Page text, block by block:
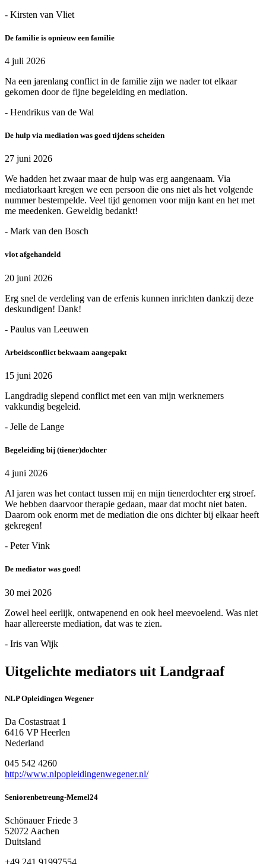
- Kirsten van Vliet
De familie is opnieuw een familie
4 juli 2026
Na een jarenlang conflict in de familie zijn we nader tot elkaar
gekomen door de fijne begeleiding en mediation.
- Hendrikus van de Wal
De hulp via mediation was goed tijdens scheiden
27 juni 2026
We hadden het zwaar maar de hulp was erg aangenaam. Via
mediatorkaart kregen we een persoon die ons niet als het volgende
nummer bestempelde. Veel tijd genomen voor mijn kant en het met
me meedenken. Geweldig bedankt!
- Mark van den Bosch
vlot afgehandeld
20 juni 2026
Erg snel de verdeling van de erfenis kunnen inrichten dankzij deze
deskundigen! Dank!
- Paulus van Leeuwen
Arbeidsconflict bekwaam aangepakt
15 juni 2026
Langdradig slepend conflict met een van mijn werknemers
vakkundig begeleid.
- Jelle de Lange
Begeleiding bij (tiener)dochter
4 juni 2026
Al jaren was het contact tussen mij en mijn tienerdochter erg stroef.
We hebben daarvoor therapie gedaan, maar dat mocht niet baten.
Daarom ook enorm met de mediation die ons dichter bij elkaar heeft
gekregen!
- Peter Vink
De mediator was goed!
30 mei 2026
Zowel heel eerlijk, ontwapenend en ook heel meevoelend. Was niet
haar allereerste mediation, dat was te zien.
- Iris van Wijk
Uitgelichte mediators uit Landgraaf
NLP Opleidingen Wegener
Da Costastraat 1
6416 VP Heerlen
Nederland
045 542 4260
http://www.nlpopleidingenwegener.nl/
Seniorenbetreung-Memel24
Schönauer Friede 3
52072 Aachen
Duitsland